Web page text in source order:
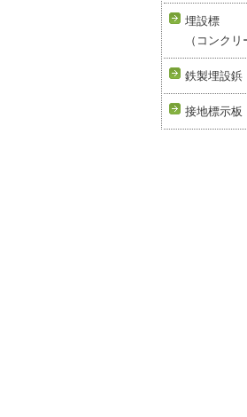
埋設標
（コンク
鉄製埋設鋲
接地標示板